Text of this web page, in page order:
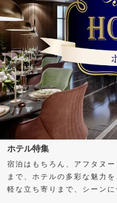
ホテル特集
宿泊はもちろん、アフタヌ
まで、ホテルの多彩な魅力
軽な立ち寄りまで、シーン